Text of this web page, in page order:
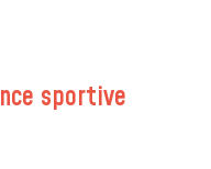
sportive